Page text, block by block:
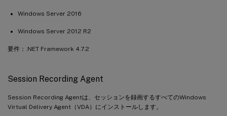
Windows Server 2016
Windows Server 2012 R2
要件：.NET Framework 4.7.2
Session Recording Agent
Session Recording Agentは、セッションを録画するすべてのWindows
Virtual Delivery Agent（VDA）にインストールします。